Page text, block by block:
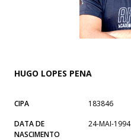
HUGO LOPES PENA
CIPA
183846
DATA DE
NASCIMENTO
24-MAI-1994